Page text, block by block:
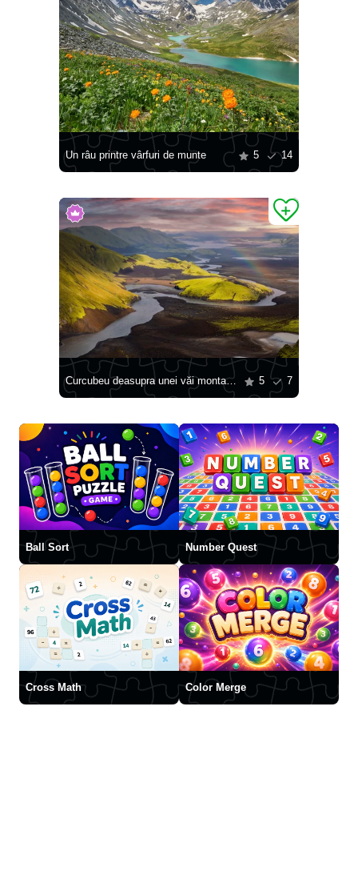
Un râu printre vârfuri de munte 5 14
Curcubeu deasupra unei văi montane 5 7
Ball Sort Number Quest
Cross Math Color Merge